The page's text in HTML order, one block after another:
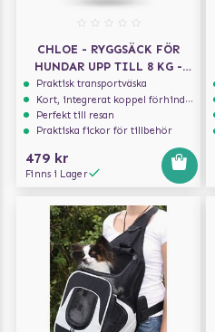
CHLOE - RYGGSÄCK FÖR
HUNDAR UPP TILL 8 KG -
LJUSGRÅ/SVART
Praktisk transportväska
Kort, integrerat koppel förhindrar att hunden hoppar ur
Perfekt till resan
Praktiska fickor för tillbehör
479 kr
Finns i Lager